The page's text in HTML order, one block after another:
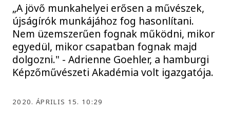
„A jövő munkahelyei erősen a művészek,
újságírók munkájához fog hasonlítani.
Nem üzemszerűen fognak működni, mikor
egyedül, mikor csapatban fognak majd
dolgozni." - Adrienne Goehler, a hamburgi
Képzőművészeti Akadémia volt igazgatója.
2020. ÁPRILIS 15. 10:29